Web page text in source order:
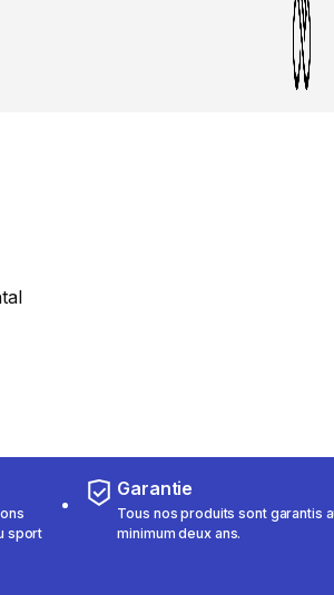
sport
Garantie
Tous nos produits sont garantis
minimum deux ans.